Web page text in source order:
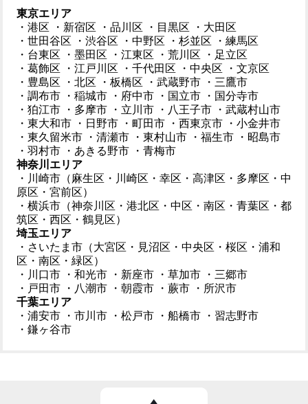
東京エリア
・港区
・新宿区 ・品川区 ・目黒区
・大田区
・世田谷区
・渋谷区 ・中野区 ・杉並区
・練馬区
・台東区
・墨田区 ・江東区 ・荒川区
・足立区
・葛飾区
・江戸川区 ・千代田区 ・中央区
・文京区
・豊島区
・北区 ・板橋区 ・武蔵野市
・三鷹市
・調布市
・稲城市 ・府中市 ・国立市
・国分寺市
・狛江市
・多摩市 ・立川市 ・八王子市
・武蔵村山市
・東大和市
・日野市 ・町田市 ・西東京市
・小金井市
・東久留米市
・清瀬市 ・東村山市 ・福生市
・昭島市
・羽村市
・あきる野市
・青梅市
神奈川エリア
・川崎市（麻生区・川崎区・幸区・高津区・多摩区・中
原区・宮前区）
・横浜市（神奈川区・港北区・中区・南区・青葉区・都
筑区・西区・鶴見区）
埼玉エリア
・さいたま市（大宮区・見沼区・中央区・桜区・浦和
区・南区・緑区）
・川口市
・和光市 ・新座市 ・草加市
・三郷市
・戸田市
・八潮市 ・朝霞市 ・蕨市
・所沢市
千葉エリア
・浦安市
・市川市 ・松戸市 ・船橋市
・習志野市
・鎌ヶ谷市